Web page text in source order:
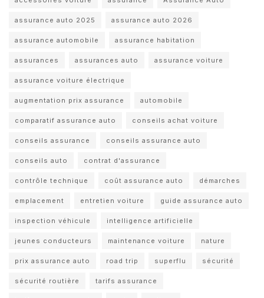
assurance auto 2025 assurance auto 2026
assurance automobile assurance habitation
assurances assurances auto assurance voiture
assurance voiture électrique
augmentation prix assurance automobile
comparatif assurance auto conseils achat voiture
conseils assurance conseils assurance auto
conseils auto contrat d'assurance
contrôle technique coût assurance auto démarches
emplacement entretien voiture guide assurance auto
inspection véhicule intelligence artificielle
jeunes conducteurs maintenance voiture nature
prix assurance auto road trip superflu sécurité
sécurité routière tarifs assurance